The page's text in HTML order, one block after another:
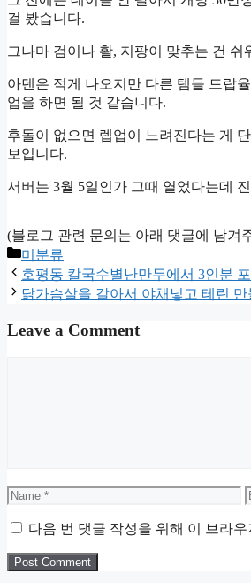
걸 봤습니다.
그나마 검이나 활, 지팡이 맞추는 건 쉬
아덴은 적게 나오지만 다른 템들 드랍
업을 하면 될 것 같습니다.
후돌이 없으면 렙업이 느려진다는 게
보입니다.
서버는 3월 5일인가 그때 열었다는데
(블로그 관련 문의는 아래 댓글에 남겨
Categories
미분류
호평동 칼국수별난만두에서 3인분 포
닭가슴살을 갈아서 야채넣고 테린 만
Leave a Comment
Name
다음 번 댓글 작성을 위해 이 브라